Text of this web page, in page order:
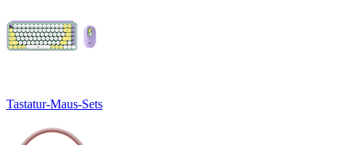
Tastatur-Maus-Sets